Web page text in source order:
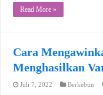
Read More »
Cara
Menghasilkan
Juli 7, 2022 Berkebun